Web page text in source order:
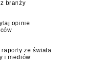
z branży
opinie
raporty ze świata
i mediów